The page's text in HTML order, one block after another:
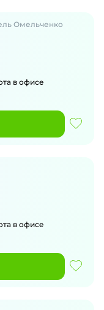
Омельченко
в офисе
в офисе